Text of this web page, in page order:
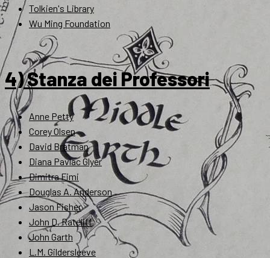
Tolkien's Library
Wu Ming Foundation
4) Stanza dei Professori
Anne Petty
Corey Olsen
David Bratman
Diana Pavlac Glyer
Dimitra Fimi
Douglas A. Anderson
Jason Fisher
John D. Rateliff
John Garth
L.M. Gildersleeve